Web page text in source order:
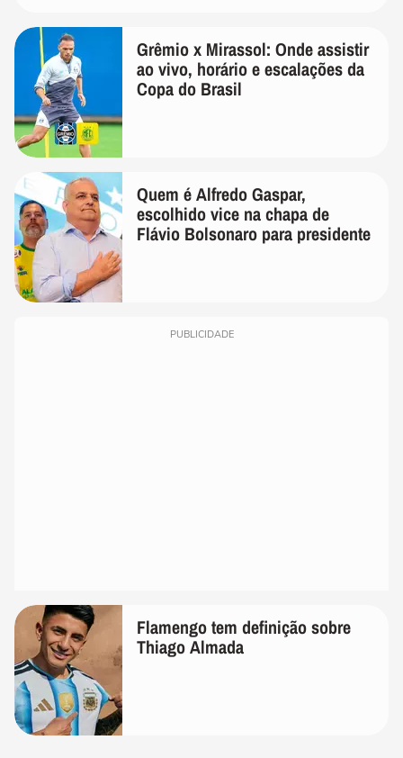
Grêmio x Mirassol: Onde assistir
ao vivo, horário e escalações da
Copa do Brasil
Quem é Alfredo Gaspar,
escolhido vice na chapa de
Flávio Bolsonaro para presidente
PUBLICIDADE
Flamengo tem definição sobre
Thiago Almada